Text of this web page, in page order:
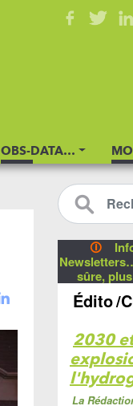
OBS-DATA…
🛈
sûre,
Édito/
2030
La